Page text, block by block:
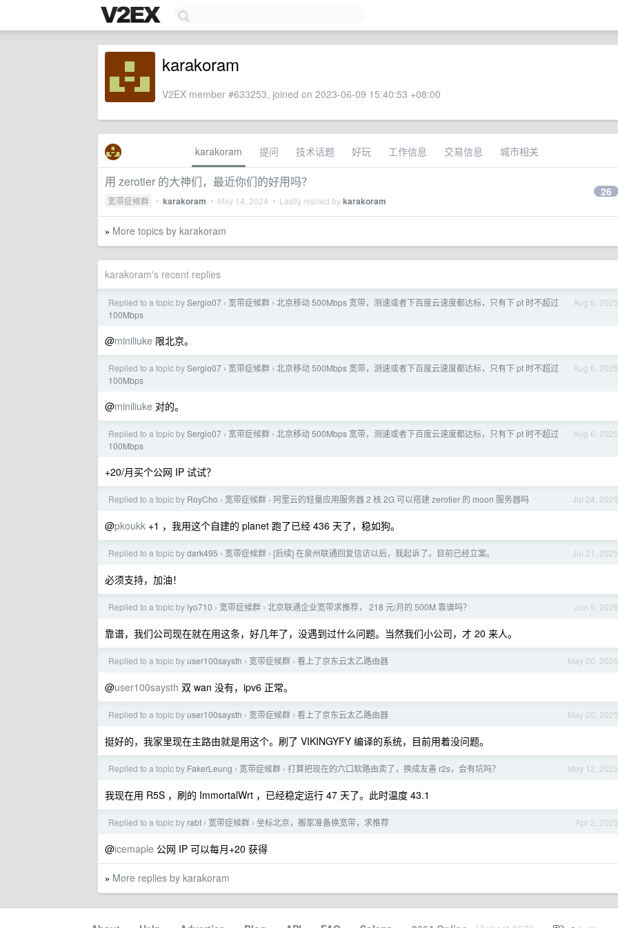
karakoram
V2EX member #633253, joined on 2023-06-09 15:40:53 +08:00
karakoram 提问 技术话题 好玩 工作信息 交易信息 城市相关
用 zerotier 的大神们，最近你们的好用吗？
宽带症候群 • karakoram • May 14, 2024 • Lastly replied bykarakoram
26
» More topics by karakoram
karakoram's recent replies
Aug 6, 2025
Replied to a topic bySergio07 › 宽带症候群 › 北京移动 500Mbps 宽带，测速或者下百度云速度都达标，只有下 pt 时不超过
100Mbps
@miniliuke 限北京。
Aug 6, 2025
Replied to a topic bySergio07 › 宽带症候群 › 北京移动 500Mbps 宽带，测速或者下百度云速度都达标，只有下 pt 时不超过
100Mbps
@miniliuke 对的。
Aug 6, 2025
Replied to a topic bySergio07 › 宽带症候群 › 北京移动 500Mbps 宽带，测速或者下百度云速度都达标，只有下 pt 时不超过
100Mbps
+20/月买个公网 IP 试试？
Jul 24, 2025
Replied to a topic by RoyCho › 宽带症候群 › 阿里云的轻量应用服务器 2 核 2G 可以搭建 zerotier 的 moon 服务器吗
@pkoukk +1 ，我用这个自建的 planet 跑了已经 436 天了，稳如狗。
Jul 21, 2025
Replied to a topic bydark495 › 宽带症候群 › [后续] 在泉州联通回复信访以后，我起诉了。目前已经立案。
必须支持，加油！
Jun 9, 2025
Replied to a topic by lyo710 › 宽带症候群 › 北京联通企业宽带求推荐， 218 元/月的 500M 靠谱吗？
靠谱，我们公司现在就在用这条，好几年了，没遇到过什么问题。当然我们小公司，才 20 来人。
May 20, 2025
Replied to a topic byuser100saysth › 宽带症候群 › 看上了京东云太乙路由器
@user100saysth 双 wan 没有，ipv6 正常。
May 20, 2025
Replied to a topic byuser100saysth › 宽带症候群 › 看上了京东云太乙路由器
挺好的，我家里现在主路由就是用这个。刷了 VIKINGYFY 编译的系统，目前用着没问题。
May 12, 2025
Replied to a topic by FakerLeung › 宽带症候群 › 打算把现在的六口软路由卖了，换成友善 r2s，会有坑吗？
我现在用 R5S ，刷的 ImmortalWrt ，已经稳定运行 47 天了。此时温度 43.1
Apr 2, 2025
Replied to a topic by rabt › 宽带症候群 › 坐标北京，搬家准备换宽带，求推荐
@icemaple 公网 IP 可以每月+20 获得
» More replies by karakoram